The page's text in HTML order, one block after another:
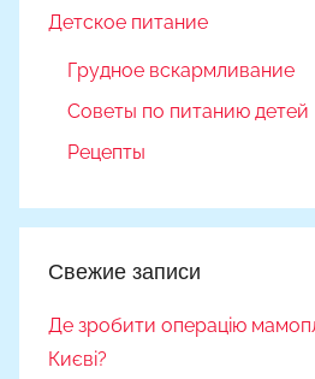
Детское питание
Грудное вскармливание
Советы по питанию детей
Рецепты
Свежие записи
Де зробити операцію
Києві?